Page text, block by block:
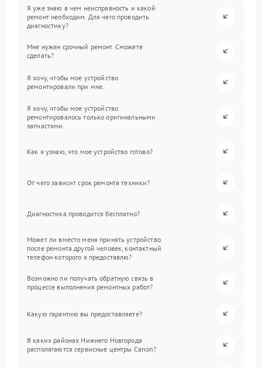
Я уже знаю в чем неисправность и какой
ремонт необходим. Для чего проводить
диагностику?
Мне нужен срочный ремонт. Сможете
сделать?
Я хочу, чтобы мое устройство
ремонтировали при мне.
Я хочу, чтобы мое устройство
ремонтировалось только оригинальными
запчастями.
Как я узнаю, что мое устройство готово?
От чего зависит срок ремонта техники?
Диагностика проводится бесплатно?
Может ли вместо меня принять устройство
после ремонта другой человек, контактный
телефон которого я предоставлю?
Возможно ли получать обратную связь в
процессе выполнения ремонтных работ?
Какую гарантию вы предоставляете?
В каких районах Нижнего Новгорода
располагаются сервисные центры Canon?